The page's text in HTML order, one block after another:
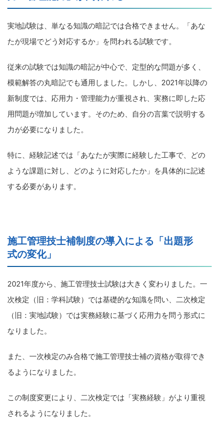
実地試験は、単なる知識の暗記では合格できません。「あな
たが現場でどう対応するか」を問われる試験です。
従来の試験では知識の暗記が中心で、定型的な問題が多く、
模範解答の丸暗記でも通用しました。しかし、2021年以降の
新制度では、応用力・管理能力が重視され、実務に即した応
用問題が増加しています。そのため、自分の言葉で説明する
力が必要になりました。
特に、経験記述では「あなたが実際に経験した工事で、どの
ような課題に対し、どのように対応したか」を具体的に記述
する必要があります。
施工管理技士補制度の導入による「出題形
式の変化」
2021年度から、施工管理技士試験は大きく変わりました。一
次検定（旧：学科試験）では基礎的な知識を問い、二次検定
（旧：実地試験）では実務経験に基づく応用力を問う形式に
なりました。
また、一次検定のみ合格で施工管理技士補の資格が取得でき
るようになりました。
この制度変更により、二次検定では「実務経験」がより重視
されるようになりました。